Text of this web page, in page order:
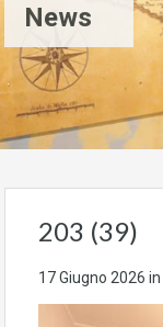
News
203 (39)
17 Giugno 2026 in